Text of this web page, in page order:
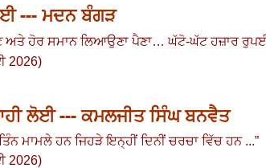
--- ਮਦਨ ਬੰਗੜ
ਅਤੇ ਹੋਰ ਸਮਾਨ ਲਿਆਉਣਾ ਪੈਣਾ… ਘੱਟੋ-ਘੱਟ ਹਜ਼ਾਰ
2026)
ਲੋਈ --- ਕਮਲਜੀਤ ਸਿੰਘ ਬਨਵੈਤ
ਮਾਮਲੇ ਹਨ ਜਿਹੜੇ ਇਨ੍ਹੀਂ ਦਿਨੀਂ ਚਰਚਾ ਵਿੱਚ ਹਨ ...”
2026)